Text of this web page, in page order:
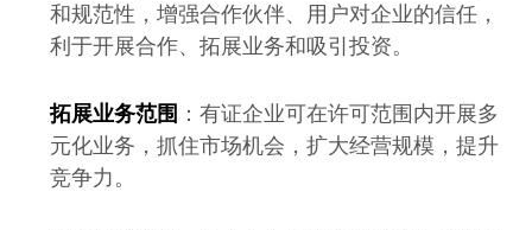
和规范性，增强合作伙伴、用户对企业的信任，
利于开展合作、拓展业务和吸引投资。
拓展业务范围 ：有证企业可在许可范围内开展多
元化业务，抓住市场机会，扩大经营规模，提升
竞争力。